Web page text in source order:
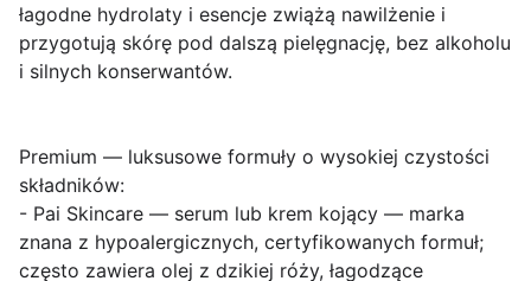
łagodne hydrolaty i esencje zwiążą nawilżenie i
przygotują skórę pod dalszą pielęgnację, bez alkoholu
i silnych konserwantów.
Premium — luksusowe formuły o wysokiej czystości
składników:
- Pai Skincare — serum lub krem kojący — marka
znana z hypoalergicznych, certyfikowanych formuł;
często zawiera olej z dzikiej róży, łagodzące